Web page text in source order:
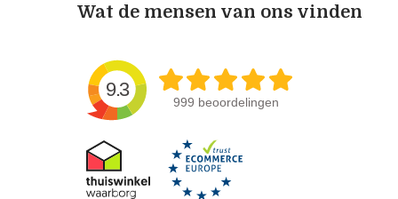
Wat de mensen van ons vinden
9.3
999 beoordelingen